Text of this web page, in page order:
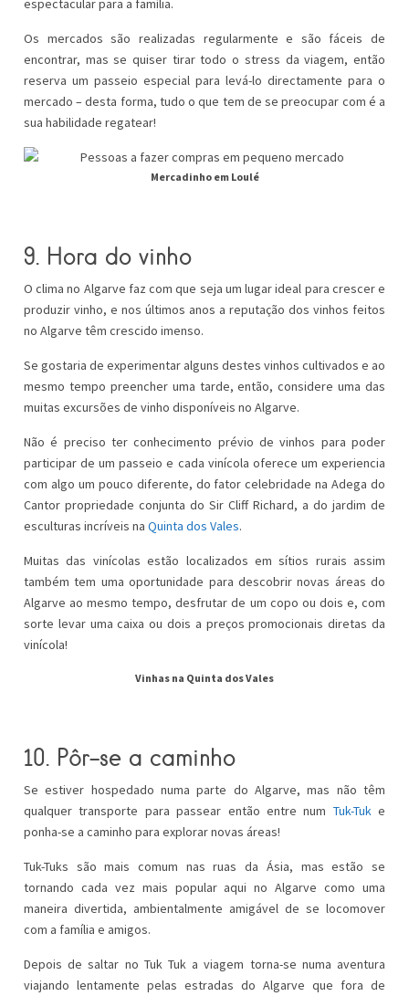
espectacular para a família.
Os mercados são realizadas regularmente e são fáceis de
encontrar, mas se quiser tirar todo o stress da viagem, então
reserva um passeio especial para levá-lo directamente para o
mercado – desta forma, tudo o que tem de se preocupar com é a
sua habilidade regatear!
Mercadinho em Loulé
9. Hora do vinho
O clima no Algarve faz com que seja um lugar ideal para crescer e
produzir vinho, e nos últimos anos a reputação dos vinhos feitos
no Algarve têm crescido imenso.
Se gostaria de experimentar alguns destes vinhos cultivados e ao
mesmo tempo preencher uma tarde, então, considere uma das
muitas excursões de vinho disponíveis no Algarve.
Não é preciso ter conhecimento prévio de vinhos para poder
participar de um passeio e cada vinícola oferece um experiencia
com algo um pouco diferente, do fator celebridade na Adega do
Cantor propriedade conjunta do Sir Cliff Richard, a do jardim de
esculturas incríveis na Quinta dos Vales.
Muitas das vinícolas estão localizados em sítios rurais assim
também tem uma oportunidade para descobrir novas áreas do
Algarve ao mesmo tempo, desfrutar de um copo ou dois e, com
sorte levar uma caixa ou dois a preços promocionais diretas da
vinícola!
Vinhas na Quinta dos Vales
10. Pôr-se a caminho
Se estiver hospedado numa parte do Algarve, mas não têm
qualquer transporte para passear então entre num Tuk-Tuke
ponha-se a caminho para explorar novas áreas!
Tuk-Tuks são mais comum nas ruas da Ásia, mas estão se
tornando cada vez mais popular aqui no Algarve como uma
maneira divertida, ambientalmente amigável de se locomover
com a família e amigos.
Depois de saltar no Tuk Tuk a viagem torna-se numa aventura
viajando lentamente pelas estradas do Algarve que fora de